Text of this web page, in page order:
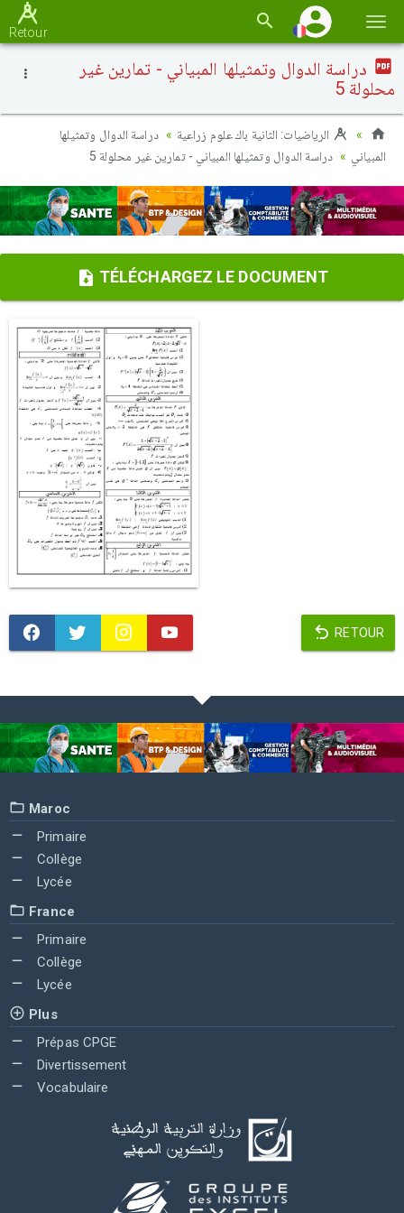
la
Retour
دراسة الدوال وتمثيلها المبياني - تمارين غير
محلولة 5
الرياضيات: الثانية باك علوم زراعية
دراسة الدوال وتمثيلها
المبياني
دراسة الدوال وتمثيلها المبياني - تمارين غير محلولة 5
TÉLÉCHARGEZ LE DOCUMENT
RETOUR
Maroc
Primaire
Collège
Lycée
France
Primaire
Collège
Lycée
Plus
Prépas CPGE
Divertissement
Vocabulaire